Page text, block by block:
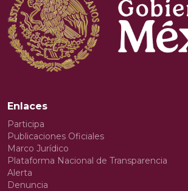
Enlaces
Participa
Publicaciones Oficiales
Marco Jurídico
Plataforma Nacional de Transparencia
Alerta
Denuncia